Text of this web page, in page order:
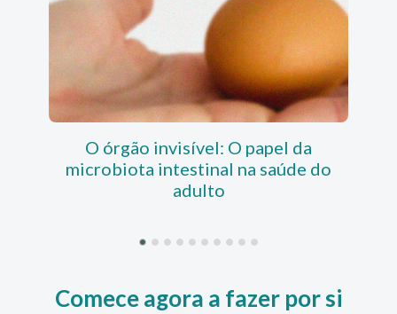
O órgão invisível: O papel da
microbiota intestinal na saúde do
adulto
Comece agora a fazer por si